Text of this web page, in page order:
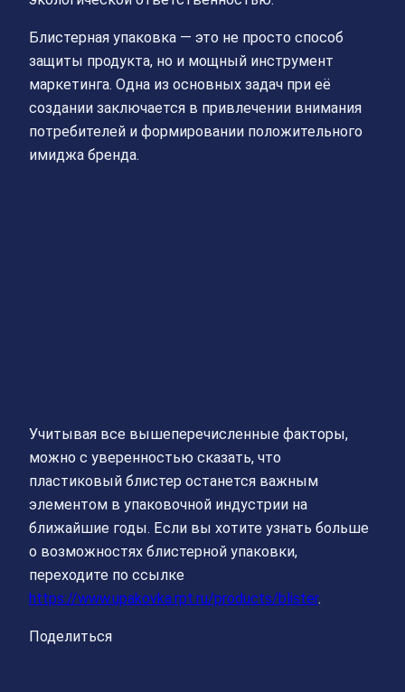
Блистерная упаковка — это не просто способ
защиты продукта, но и мощный инструмент
маркетинга. Одна из основных задач при её
создании заключается в привлечении внимания
потребителей и формировании положительного
имиджа бренда.
Учитывая все вышеперечисленные факторы,
можно с уверенностью сказать, что
пластиковый блистер останется важным
элементом в упаковочной индустрии на
ближайшие годы. Если вы хотите узнать больше
о возможностях блистерной упаковки,
переходите по ссылке
https://www.upakovka.rpt.ru/products/blister.
Поделиться